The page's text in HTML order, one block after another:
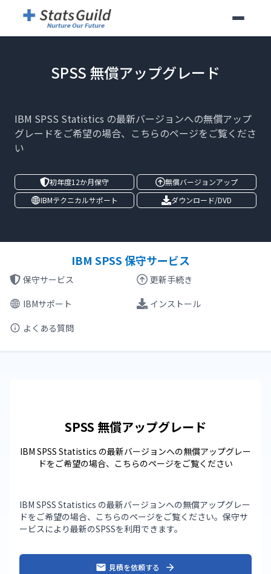
SPSS 無償アップグレード
IBM SPSS Statistics の最新バージョンへの無償アップ
グレードをご希望の場合、こちらのページをご覧くださ
い
初年度12か月保守
無償バージョンアップ
IBMテクニカルサポート
ダウンロード/DVD
IBM SPSS 保守サービス
保守サービス
更新手続き
IBMサポート
インストール
よくある質問
SPSS 無償アップグレード
IBM SPSS Statistics の最新バージョンへの無償アップグレー
ドをご希望の場合、こちらのページをご覧ください
IBM SPSS Statistics の最新バージョンへの無償アップグレー
ドをご希望の場合、こちらのページをご覧ください。保守サ
ービスにより最新のSPSSを利用できます。
見積を依頼する